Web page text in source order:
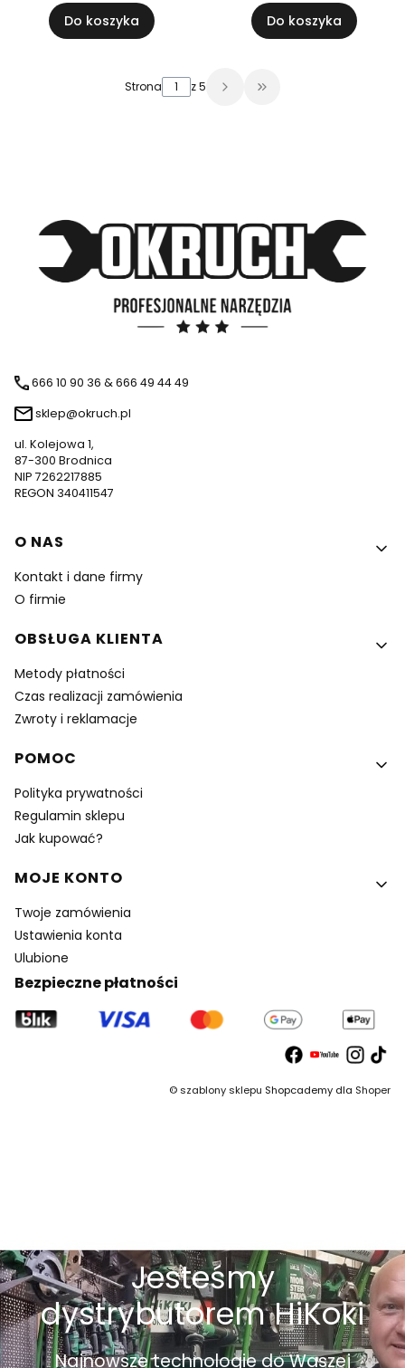
Do koszyka Do koszyka
Strona z 5 Przejdź do ostatniej
666 10 90 36 & 666 49 44 49
sklep@okruch.pl
ul. Kolejowa 1,
87-300 Brodnica
NIP 7262217885
REGON 340411547
Linki w stopce
O NAS
Kontakt i dane firmy
O firmie
OBSŁUGA KLIENTA
Metody płatności
Czas realizacji zamówienia
Zwroty i reklamacje
POMOC
Polityka prywatności
Regulamin sklepu
Jak kupować?
MOJE KONTO
Twoje zamówienia
Ustawienia konta
Ulubione
Bezpieczne płatności
©szablony sklepu Shopcademy dla Shoper
Jesteśmy
dystrybutorem HiKoki
Najnowsze technologie do Waszej